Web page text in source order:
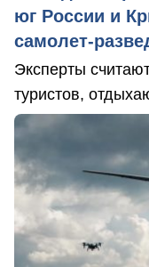
юг России и
самолет-
Эксперты
туристов,